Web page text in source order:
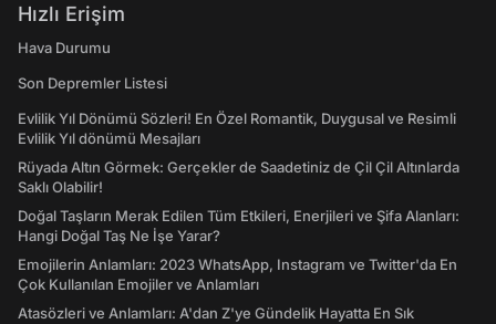
Hızlı Erişim
Hava Durumu
Son Depremler Listesi
Evlilik Yıl Dönümü Sözleri! En Özel Romantik, Duygusal ve Resimli
Evlilik Yıl dönümü Mesajları
Rüyada Altın Görmek: Gerçekler de Saadetiniz de Çil Çil Altınlarda
Saklı Olabilir!
Doğal Taşların Merak Edilen Tüm Etkileri, Enerjileri ve Şifa Alanları:
Hangi Doğal Taş Ne İşe Yarar?
Emojilerin Anlamları: 2023 WhatsApp, Instagram ve Twitter'da En
Çok Kullanılan Emojiler ve Anlamları
Atasözleri ve Anlamları: A'dan Z'ye Gündelik Hayatta En Sık